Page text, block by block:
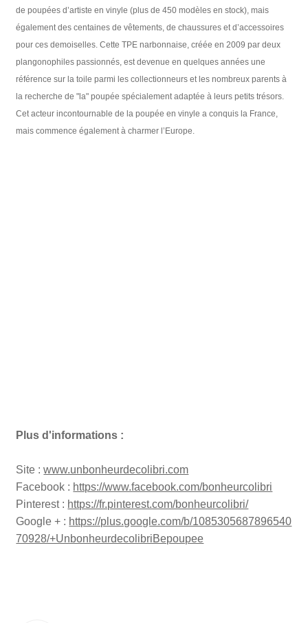
de poupées d’artiste en vinyle (plus de 450 modèles en stock), mais
également des centaines de vêtements, de chaussures et d’accessoires
pour ces demoiselles. Cette TPE narbonnaise, créée en 2009 par deux
plangonophiles passionnés, est devenue en quelques années une
référence sur la toile parmi les collectionneurs et les nombreux parents à
la recherche de "la" poupée spécialement adaptée à leurs petits trésors.
Cet acteur incontournable de la poupée en vinyle a conquis la France,
mais commence également à charmer l’Europe.
Plus d'informations :
Site :www.unbonheurdecolibri.com
Facebook : https://www.facebook.com/bonheurcolibri
Pinterest : https://fr.pinterest.com/bonheurcolibri/
Google + : https://plus.google.com/b/1085305687896540
70928/+UnbonheurdecolibriBepoupee